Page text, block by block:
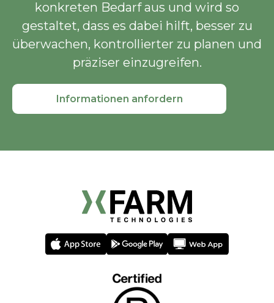
konkreten Bedarf aus und wird so
gestaltet, dass es dabei hilft, besser zu
überwachen, kontrollierter zu planen und
präziser einzugreifen.
Informationen anfordern